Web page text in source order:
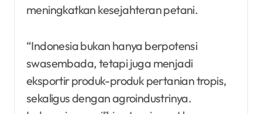
meningkatkan kesejahteran petani.
“Indonesia bukan hanya berpotensi
swasembada, tetapi juga menjadi
eksportir produk-produk pertanian tropis,
sekaligus dengan agroindustrinya.